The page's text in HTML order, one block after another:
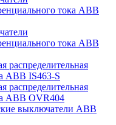
тока ABB
тока ABB
распределительная
ABB IS463-S
распределительная
ABB OVR404
выключатели ABB